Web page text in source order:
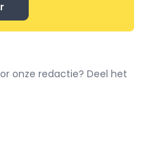
onze redactie? Deel het